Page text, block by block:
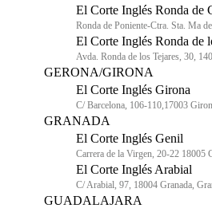
El Corte Inglés Ronda de
Ronda de Poniente-Ctra. Sta. Ma
El Corte Inglés Ronda de
Avda. Ronda de los Tejares, 30,
GERONA/GIRONA
El Corte Inglés Girona
C/ Barcelona, 106-110,17003
GRANADA
El Corte Inglés Genil
Carrera de la Virgen, 20-22 18005
El Corte Inglés Arabial
C/ Arabial, 97, 18004 Granada,
GUADALAJARA